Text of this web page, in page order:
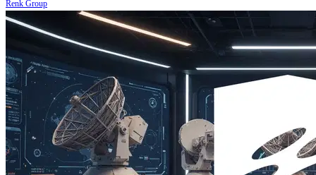
Renk Group